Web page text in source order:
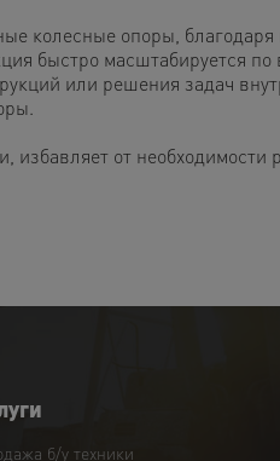
колесные опоры,
быстро масштабируется
или решения задач
избавляет от
б/у техники